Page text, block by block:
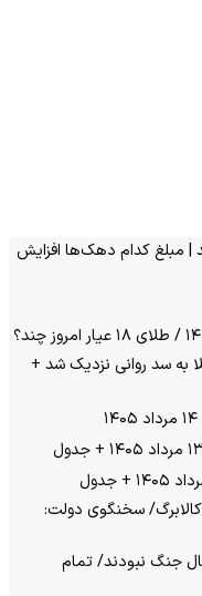
مرداد ۱۴۰۵ اعلام شد | مبلغ کدام دهک‌ها افزایش
امروز ۱۵ مردادماه ۱۴۰۵/ طلا به سد روانی نزدیک شد +
کالابرگ/ سخنگوی دولت:
جنگ نبودند/ تمام